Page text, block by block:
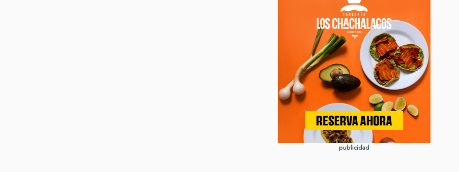
publicidad